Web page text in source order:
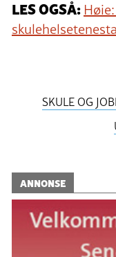
LES OGSÅ:
skulehelsetenesta
SKULE OG
ANNONSE